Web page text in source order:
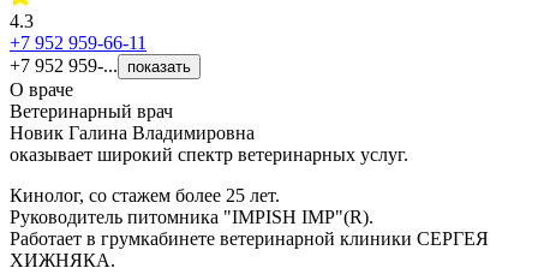
4.3
+7 952 959-66-11
+7 952 959-...
показать
О враче
Ветеринарный врач
Новик Галина Владимировна
оказывает широкий спектр ветеринарных услуг.
Кинолог, со стажем более 25 лет.
Руководитель питомника "IMPISH IMP"(R).
Работает в грумкабинете ветеринарной клиники СЕРГЕЯ
ХИЖНЯКА.